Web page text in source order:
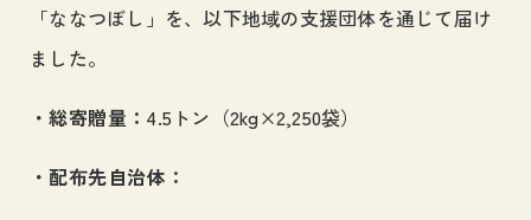
「ななつぼし」を、以下地域の支援団体を通じて届け
ました。
・総寄贈量： 4.5トン（2kg×2,250袋）
・配布先自治体：